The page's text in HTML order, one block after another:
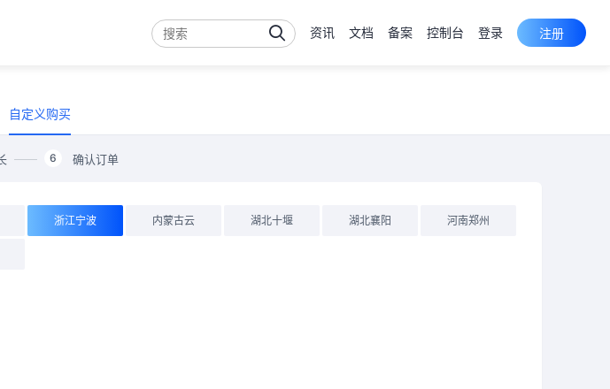
云虚拟主机
资讯 文档 备案 控制台 登录 注册
自定义购买
6 确认订单
浙江宁波 内蒙古云 湖北十堰 湖北襄阳 河南郑州